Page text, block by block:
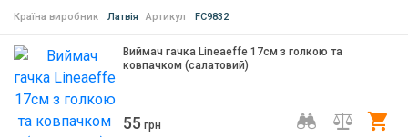
Країна виробник Латвія Артикул FC9832
Виймач гачка Lineaeffe 17см з голкою та
ковпачком (салатовий)
55 грн